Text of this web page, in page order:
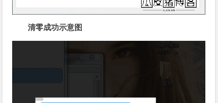
清零成功示意图